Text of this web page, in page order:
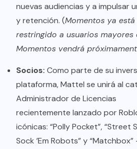
nuevas audiencias y a impulsar
y retención. (Momentos ya
restringido a usuarios mayores
Momentos vendrá
Socios: Como parte de su
plataforma, Mattel se unirá al
Administrador de Licencias
recientemente lanzado por
icónicas: “Polly Pocket”, “Street
Sock ’Em Robots” y